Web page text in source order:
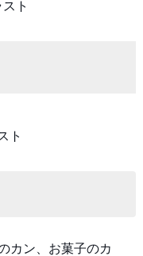
カン、お菓子のカ